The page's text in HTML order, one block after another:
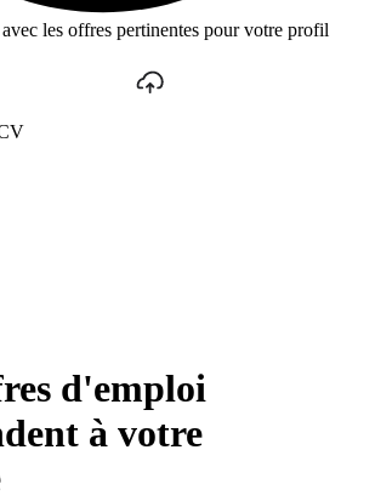
les offres pertinentes pour votre profil
d'emploi
à votre